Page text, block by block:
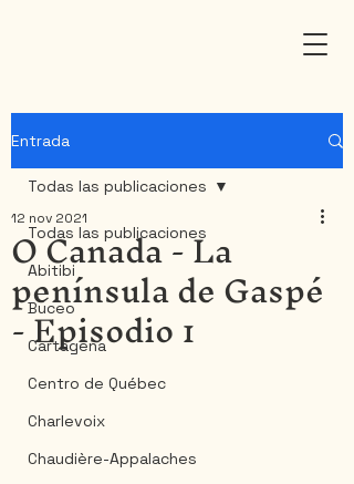
Entrada
Todas las publicaciones
Abitibi
Buceo
Cartagena
Centro de Québec
Charlevoix
Chaudière-Appalaches
Todas las publicaciones
O Canada - La
península de Gaspé
- Episodio 1
12 nov 2021